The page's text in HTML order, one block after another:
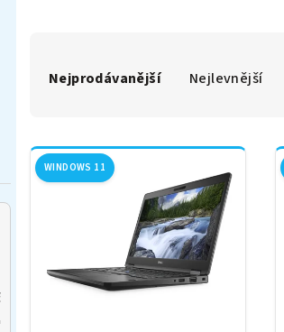
e
Nejprodávanější Nejlevnější
V
ý
WINDOWS 11